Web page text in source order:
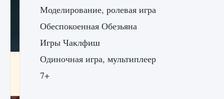
Как проверить статус сервера Delta Force
Моделирование, ролевая игра
Обеспокоенная Обезьяна
Игры Чаклфиш
Одиночная игра, мультиплеер
7+